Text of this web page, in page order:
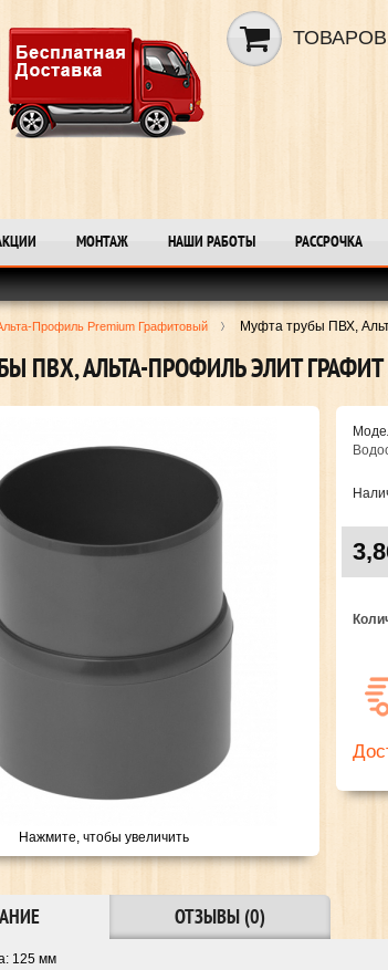
МОНТАЖ НАШИ РАБОТЫ РАССРОЧКА
Профиль Premium Графитовый Муфта трубы ПВХ,
ПВХ, АЛЬТА-ПРОФИЛЬ ЭЛИТ ГРАФИТ
Нажмите, чтобы увеличить
ОТЗЫВЫ (0)
125 мм